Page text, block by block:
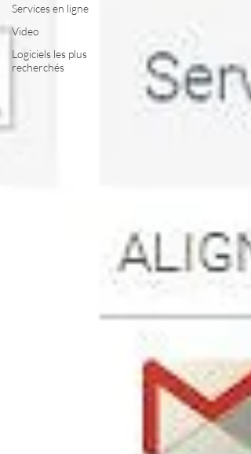
Services en ligne
Video
Logiciels les plus
recherchés